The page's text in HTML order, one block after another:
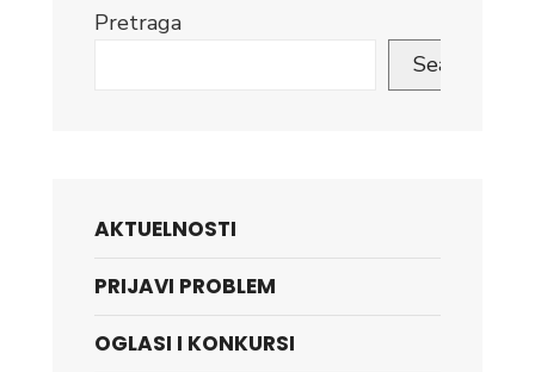
Pretraga
Search
AKTUELNOSTI
PRIJAVI PROBLEM
OGLASI I KONKURSI